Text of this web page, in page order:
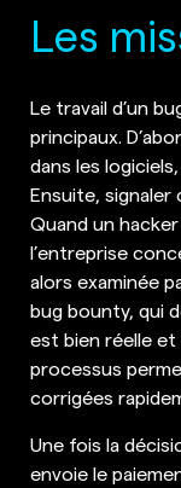
Les
Le travail d’un
principaux.
dans les
Ensuite, signaler
Quand un
l’entreprise
alors examinée
bug bounty, qui
est bien réelle et
processus
corrigées
Une fois la
envoie le